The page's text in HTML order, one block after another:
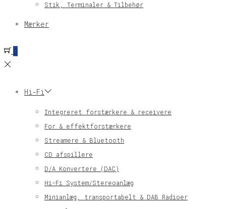
Stik, Terminaler & Tilbehør
Mærker
0
Hi-Fi
Integreret forstærkere & receivere
For & effektforstærkere
Streamere & Bluetooth
CD afspillere
D/A Konvertere (DAC)
Hi-Fi System/Stereoanlæg
Minianlæg, transportabelt & DAB Radioer